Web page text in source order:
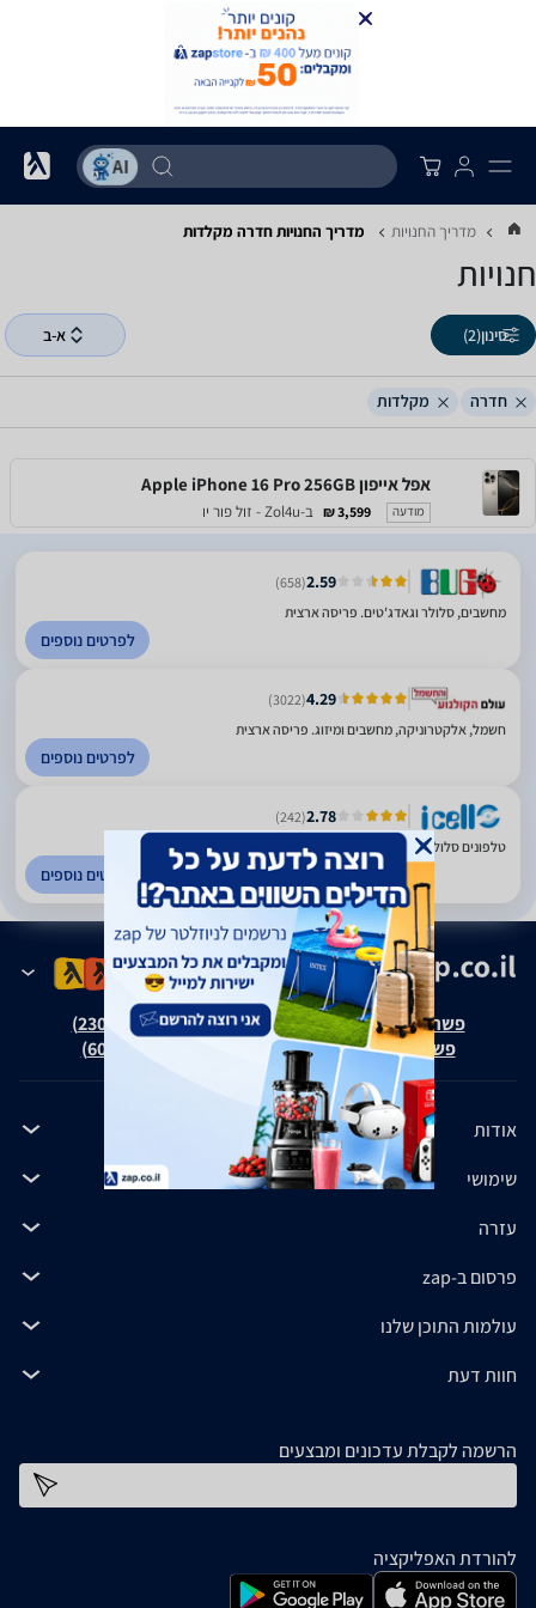
מדריך החנויות מדריך החנויות ‏חדרה ‏מקלדות
חנויות
סינון(2) א-ב
חדרה מקלדות
אפל אייפון Apple iPhone 16 Pro 256GB
מודעה 3,599 ₪ ב-Zol4u - זול פור יו
2.59
(658)
מחשבים, סלולר וגאדג'טים. פריסה ארצית
לפרטים נוספים
4.29
(3022)
חשמל, אלקטרוניקה, מחשבים ומיזוג. פריסה ארצית
לפרטים נוספים
2.78
(242)
טלפונים סלולאריים וציוד היקפי. פריסה ארצית
לפרטים נוספים
פשרה בת"צ אבנצ'יק נ' זאפ גרופ (ת"צ 23008-08-20)
פשרה בת"צ כהנים נ' זאפ גרופ (ת"צ 60371-12-19)
אודות
שימושי
עזרה
פרסום ב-zap
עולמות התוכן שלנו
חוות דעת
הרשמה לקבלת עדכונים ומבצעים
להורדת האפליקציה